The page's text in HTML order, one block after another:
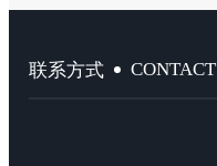
联系方式 CONTACT